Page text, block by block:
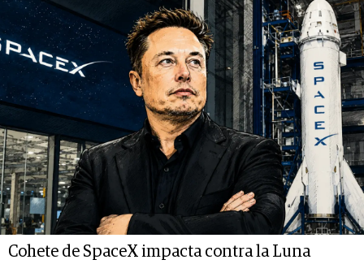
Cohete de SpaceX impacta contra la Luna